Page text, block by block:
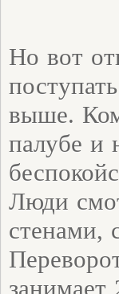
Но вот
выше.
палубе и
Люди
стенами,